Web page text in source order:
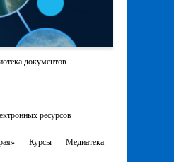
документов
ресурсов
Курсы Медиатека